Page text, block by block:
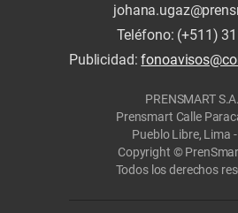
Teléfono: (+511)
Publicidad:
PRENSMART
Prensmart Calle
Pueblo Libre, Lima
Copyright ©
Todos los derechos